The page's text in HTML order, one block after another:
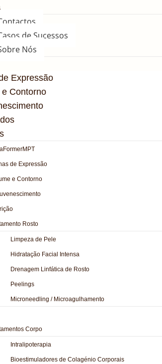
de Sucessos
Nós
Expressão
Contorno
de Expressão
e Contorno
Rosto
Limpeza de Pele
Hidratação Facial Intensa
Drenagem Linfática de Rosto
Peelings
Microneedling / Microagulhamento
Corpo
Intralipoterapia
Bioestimuladores de Colagénio Corporais